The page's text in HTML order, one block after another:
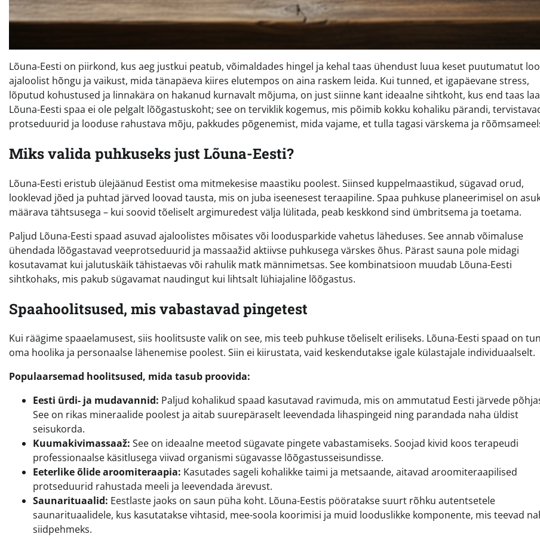
Lõuna-Eesti on piirkond, kus aeg justkui peatub, võimaldades hingel ja kehal taas ühendust luua keset puutumatut
ajaloolist hõngu ja vaikust, mida tänapäeva kiires elutempos on aina raskem leida. Kui tunned, et igapäevane stress,
lõputud kohustused ja linnakära on hakanud kurnavalt mõjuma, on just siinne kant ideaalne sihtkoht, kus end taas
Lõuna-Eesti spaa ei ole pelgalt lõõgastuskoht; see on terviklik kogemus, mis põimib kokku kohaliku pärandi,
protseduurid ja looduse rahustava mõju, pakkudes põgenemist, mida vajame, et tulla tagasi värskema ja
Miks valida puhkuseks just Lõuna-Eesti?
Lõuna-Eesti eristub ülejäänud Eestist oma mitmekesise maastiku poolest. Siinsed kuppelmaastikud, sügavad orud,
looklevad jõed ja puhtad järved loovad tausta, mis on juba iseenesest teraapiline. Spaa puhkuse planeerimisel on
määrava tähtsusega – kui soovid tõeliselt argimuredest välja lülitada, peab keskkond sind ümbritsema ja toetama.
Paljud Lõuna-Eesti spaad asuvad ajaloolistes mõisates või loodusparkide vahetus läheduses. See annab võimaluse
ühendada lõõgastavad veeprotseduurid ja massaažid aktiivse puhkusega värskes õhus. Pärast sauna pole midagi
kosutavamat kui jalutuskäik tähistaevas või rahulik matk männimetsas. See kombinatsioon muudab Lõuna-Eesti
sihtkohaks, mis pakub sügavamat naudingut kui lihtsalt lühiajaline lõõgastus.
Spaahoolitsused, mis vabastavad pingetest
Kui räägime spaaelamusest, siis hoolitsuste valik on see, mis teeb puhkuse tõeliselt eriliseks. Lõuna-Eesti spaad on
oma hoolika ja personaalse lähenemise poolest. Siin ei kiirustata, vaid keskendutakse igale külastajale individuaalselt.
Populaarsemad hoolitsused, mida tasub proovida:
Eesti ürdi- ja mudavannid: Paljud kohalikud spaad kasutavad ravimuda, mis on ammutatud Eesti järvede
See on rikas mineraalide poolest ja aitab suurepäraselt leevendada lihaspingeid ning parandada naha üldist
seisukorda.
Kuumakivimassaaž: See on ideaalne meetod sügavate pingete vabastamiseks. Soojad kivid koos terapeudi
professionaalse käsitlusega viivad organismi sügavasse lõõgastusseisundisse.
Eeterlike õlide aroomiteraapia: Kasutades sageli kohalikke taimi ja metsaande, aitavad aroomiteraapilised
protseduurid rahustada meeli ja leevendada ärevust.
Saunarituaalid: Eestlaste jaoks on saun püha koht. Lõuna-Eestis pööratakse suurt rõhku autentsetele
saunarituaalidele, kus kasutatakse vihtasid, mee-soola koorimisi ja muid looduslikke komponente, mis teevad
siidpehmeks.